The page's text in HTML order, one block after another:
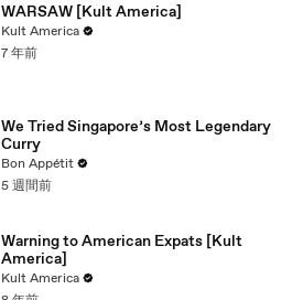
WARSAW [Kult America]
Kult America
7 年前
We Tried Singapore’s Most Legendary
Curry
Bon Appétit
5 週間前
Warning to American Expats [Kult
America]
Kult America